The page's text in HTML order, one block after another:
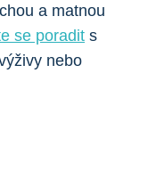
a matnou
se poradit s
nebo